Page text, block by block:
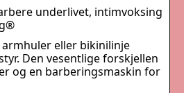
underlivet, intimvoksing
armhuler eller bikinilinje
Den vesentlige forskjellen
og en barberingsmaskin for